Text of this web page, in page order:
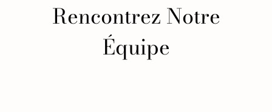
Rencontrez Notre
Équipe